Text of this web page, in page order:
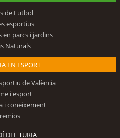
de Futbol
esportius
en parcs i jardins
Naturals
EN ESPORT
de València
i esport
i coneixement
DEL TURIA